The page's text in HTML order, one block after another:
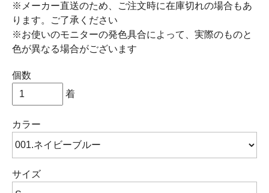
※メーカー直送のため、ご注文時に在庫切れの場合もあ
ります。ご了承ください
※お使いのモニターの発色具合によって、実際のものと
色が異なる場合がございます
個数
着
カラー
サイズ